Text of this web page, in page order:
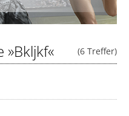
(6 Treffer)
»Bkljkf«